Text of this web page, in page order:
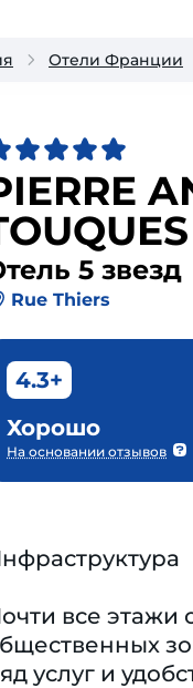
Отели Франции
5 звезд
Rue Thiers
4.3+
Хорошо
На основании отзывов
все этажи
услуг и